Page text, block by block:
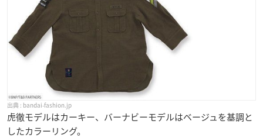
bandai-fashion.jp
虎徹モデルはカーキー、バーナビーモデルはベージュを基調と
したカラーリング。